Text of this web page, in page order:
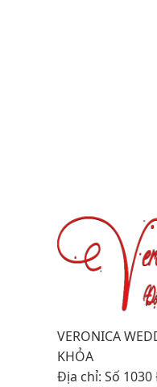
VERONICA
KHỎA
Địa chỉ: Số